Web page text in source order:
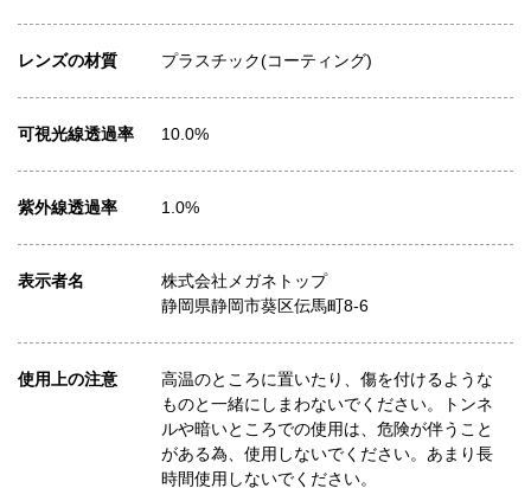
レンズの材質 プラスチック(コーティング)
可視光線透過率 10.0%
紫外線透過率 1.0%
表示者名
株式会社メガネトップ
静岡県静岡市葵区伝馬町8-6
使用上の注意
高温のところに置いたり、傷を付けるような
ものと一緒にしまわないでください。トンネ
ルや暗いところでの使用は、危険が伴うこと
がある為、使用しないでください。あまり長
時間使用しないでください。